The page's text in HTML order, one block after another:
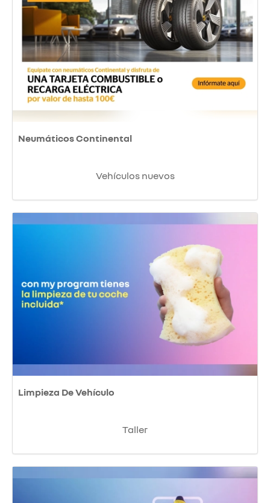
Neumáticos Continental
Vehículos nuevos
Limpieza De Vehículo
Taller